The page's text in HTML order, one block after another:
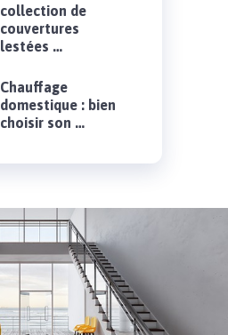
collection de
couvertures
lestées …
Chauffage
domestique : bien
choisir son …